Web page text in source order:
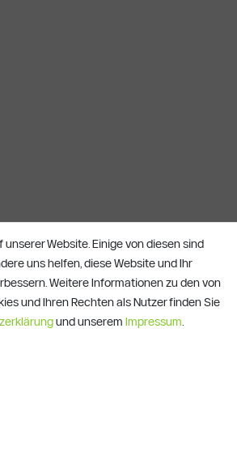
sich inkl. ges. MwSt. und zzgl.
Gutscheinbedingungen
unserer Website. Einige von diesen sind
uns helfen, diese Website und Ihr
Weitere Informationen zu den von
und Ihren Rechten als Nutzer finden Sie
und unserem Impressum